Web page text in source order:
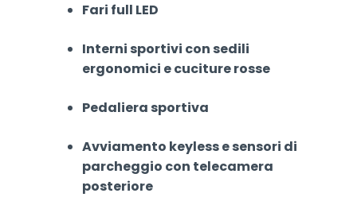
Fari full LED
Interni sportivi con sedili
ergonomici e cuciture rosse
Pedaliera sportiva
Avviamento keyless e sensori di
parcheggio con telecamera
posteriore